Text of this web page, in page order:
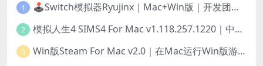
1 🕹️Switch模拟器Ryujinx｜Mac+Win版｜开发团队已解散此乃最后的绝唱版本
2 模拟人生4 SIMS4 For Mac v1.118.257.1220｜中文原生版｜无限金币｜全100DLC
3 Win版Steam For Mac v2.0｜在Mac运行Win版游戏！｜升级GPTK4.0支持！